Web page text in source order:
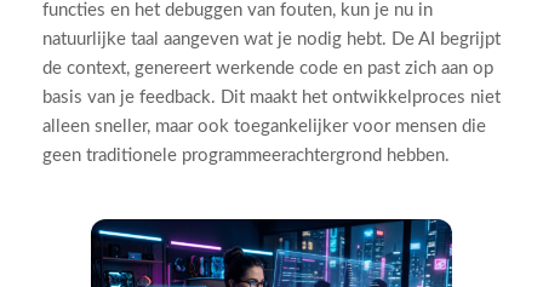
functies en het debuggen van fouten, kun je nu in
natuurlijke taal aangeven wat je nodig hebt. De AI begrijpt
de context, genereert werkende code en past zich aan op
basis van je feedback. Dit maakt het ontwikkelproces niet
alleen sneller, maar ook toegankelijker voor mensen die
geen traditionele programmeerachtergrond hebben.